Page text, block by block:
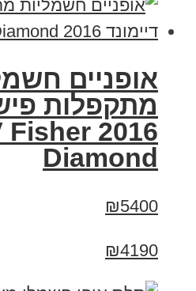
אופניים
מתקפלות
Fisher
Diamond
₪5400
₪4190